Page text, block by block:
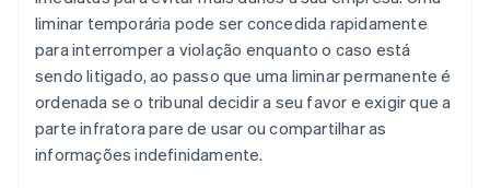
liminar temporária pode ser concedida rapidamente
para interromper a violação enquanto o caso está
sendo litigado, ao passo que uma liminar permanente é
ordenada se o tribunal decidir a seu favor e exigir que a
parte infratora pare de usar ou compartilhar as
informações indefinidamente.